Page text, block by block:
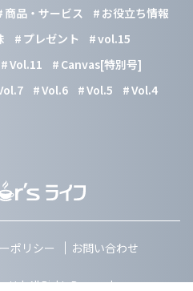
商品・サービス
お役立ち情報
プレゼント
vol.15
Vol.11
Canvas[特別号]
Vol.6 Vol.5
Vol.4
ポリシー お問い合わせ
All Rights Reserved.